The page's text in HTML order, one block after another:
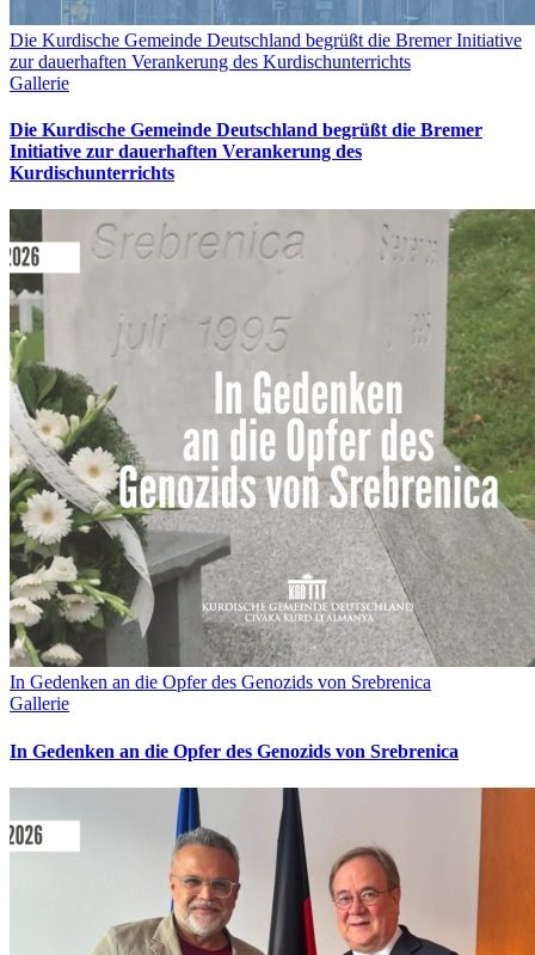
Die Kurdische Gemeinde Deutschland begrüßt die Bremer Initiative
zur dauerhaften Verankerung des Kurdischunterrichts
Gallerie
Die Kurdische Gemeinde Deutschland begrüßt die Bremer
Initiative zur dauerhaften Verankerung des
Kurdischunterrichts
In Gedenken an die Opfer des Genozids von Srebrenica
Gallerie
In Gedenken an die Opfer des Genozids von Srebrenica